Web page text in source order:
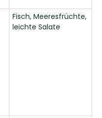
Fisch, Meeresfrüchte,
leichte Salate